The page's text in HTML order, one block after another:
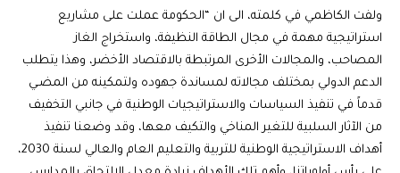
ولفت الكاظمي في كلمته، الى ان “الحكومة عملت على مشاريع
استراتيجية مهمة في مجال الطاقة النظيفة، واستخراج الغاز
المصاحب، والمجالات الأخرى المرتبطة بالاقتصاد الأخضر، وهذا يتطلب
الدعم الدولي بمختلف مجالاته لمساندة جهوده ولتمكينه من المضـي
قدماً في تنفيذ السياسات والاستراتيجيات الوطنية في جانبي التخفيف
من الآثار السلبية للتغير المناخي والتكيف معها، وقد وضعنا تنفيذ
أهداف الاستراتيجية الوطنية للتربية والتعليم العام والعالي لسنة 2030،